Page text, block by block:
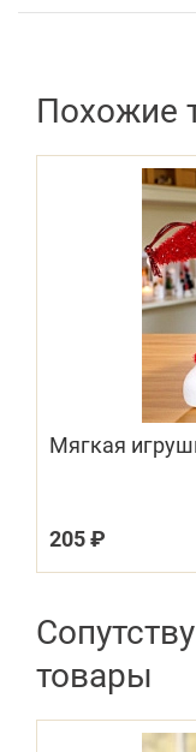
Похожие
Мягкая
205 ₽
товары